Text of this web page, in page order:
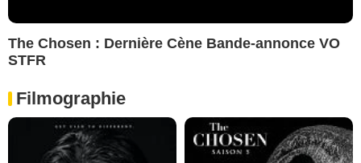
The Chosen : Dernière Cène Bande-annonce VO
STFR
Filmographie